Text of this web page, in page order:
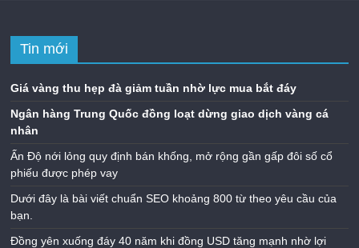
Tin mới
Giá vàng thu hẹp đà giảm tuần nhờ lực mua bắt đáy
Ngân hàng Trung Quốc đồng loạt dừng giao dịch vàng cá
nhân
Ấn Độ nới lỏng quy định bán khống, mở rộng gần gấp đôi số cổ
phiếu được phép vay
Dưới đây là bài viết chuẩn SEO khoảng 800 từ theo yêu cầu của
bạn.
Đồng yên xuống đáy 40 năm khi đồng USD tăng mạnh nhờ lợi